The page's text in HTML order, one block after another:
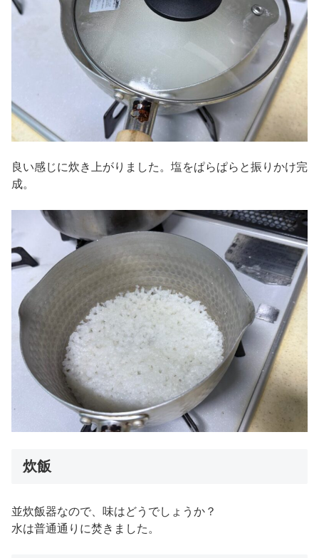
良い感じに炊き上がりました。塩をぱらぱらと振りかけ完
成。
炊飯
並炊飯器なので、味はどうでしょうか？
水は普通通りに焚きました。